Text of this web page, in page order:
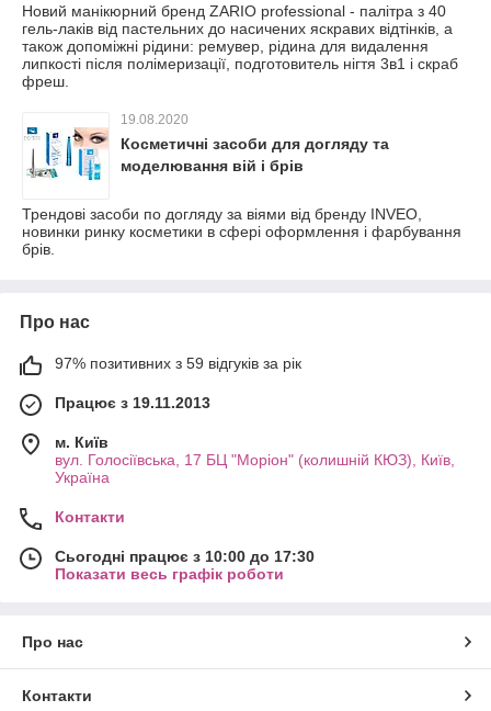
Новий манікюрний бренд ZARIO professional - палітра з 40
гель-лаків від пастельних до насичених яскравих відтінків, а
також допоміжні рідини: ремувер, рідина для видалення
липкості після полімеризації, подготовитель нігтя 3в1 і скраб
фреш.
19.08.2020
Косметичні засоби для догляду та
моделювання вій і брів
Трендові засоби по догляду за віями від бренду INVEO,
новинки ринку косметики в сфері оформлення і фарбування
брів.
Про нас
97% позитивних з 59 відгуків за рік
Працює з 19.11.2013
м. Київ
вул. Голосіївська, 17 БЦ "Моріон" (колишній КЮЗ), Київ,
Україна
Контакти
Сьогодні працює з 10:00 до 17:30
Показати весь графік роботи
Про нас
Контакти